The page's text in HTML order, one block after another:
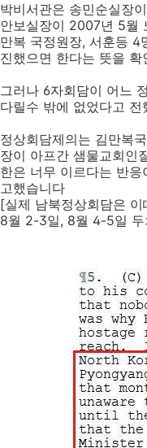
박비서관은 송민순실장
안보실장이 2007년 5월
만복 국정원장, 서훈등
진했으면 한다는 뜻을
그러나 6자회담이 어느
다릴수 밖에 없었다고 전
정상회담제의는 김만복
장이 아프간 샘물교회인
한은 너무 이르다는 반
고했습니다
[실제 남북정상회담은
8월 2-3일, 8월 4-5일 두